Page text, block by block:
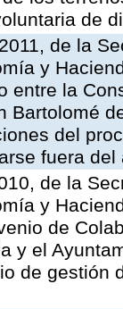
de
de la
y
entre la
Bartolomé
del
fuera
de la
y
de
y el
de gestión